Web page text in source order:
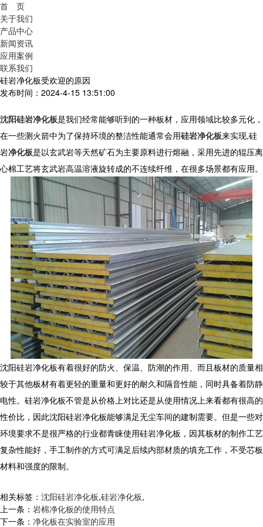
首 页
关于我们
产品中心
新闻资讯
应用案例
联系我们
硅岩净化板受欢迎的原因
发布时间：2024-4-15 13:51:00
沈阳硅岩净化板是我们经常能够听到的一种板材，应用领域比较多元化，
在一些测火箭中为了保持环境的整洁性能通常会用硅岩净化板来实现,硅
岩净化板是以玄武岩等天然矿石为主要原料进行熔融，采用先进的辊压离
心棉工艺将玄武岩高温溶液旋转成的不连续纤维，在很多场景都有应用。
沈阳硅岩净化板有着很好的防火、保温、防潮的作用、而且板材的质量相
较于其他板材有着更轻的重量和更好的耐久和隔音性能，同时具备着防静
电性。硅岩净化板不管是从价格上对比还是从使用情况上来看都有很高的
性价比，因此沈阳硅岩净化板能够满足无尘车间的建制需要。但是一些对
环境要求不是很严格的行业都青睐使用硅岩净化板，因其板材的制作工艺
复杂性能好，手工制作的方式可满足后续内部材质的填充工作，不受芯板
材料和强度的限制。
相关标签： 沈阳硅岩净化板,硅岩净化板,
上一条： 岩棉净化板的使用特点
下一条： 净化板在实验室的应用